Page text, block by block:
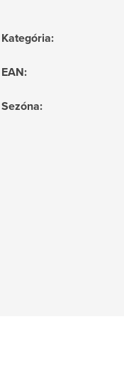
Kategória:
EAN:
Sezóna: